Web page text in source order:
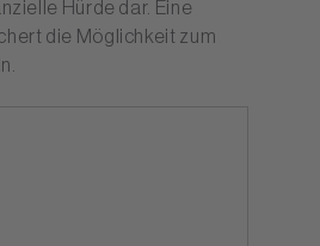
Hürde dar. Eine
die Möglichkeit zum